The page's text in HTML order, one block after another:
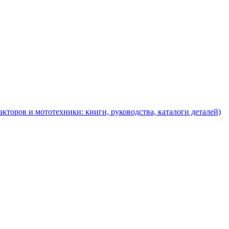
и мототехники: книги, руководства, каталоги деталей)